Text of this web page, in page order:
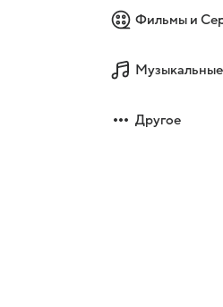
Фильмы и
Музыкальные
Другое